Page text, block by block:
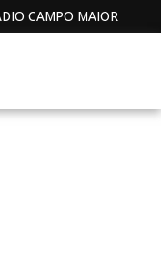
CAMPO MAIOR